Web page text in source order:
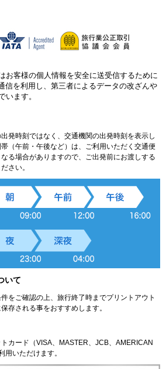
お客様の個人情報を安全に送受信するために
信を利用し、第三者によるデータの改ざんや
います。
発時刻ではなく、交通機関の出発時刻を表示し
（午前・午後など）は、ご利用いただく交通便
る場合がありますので、ご出発前にお渡しする
さい。
いて
をご確認の上、旅行終了時までプリントアウト
存される事をおすすめします。
カード（VISA、MASTER、JCB、AMERICAN
用いただけます。